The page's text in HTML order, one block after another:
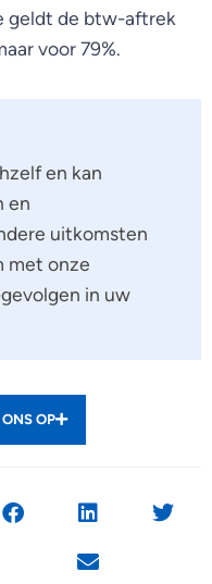
geldt de btw-aftrek
voor 79%.
en kan
en
uitkomsten
met onze
in uw
OP